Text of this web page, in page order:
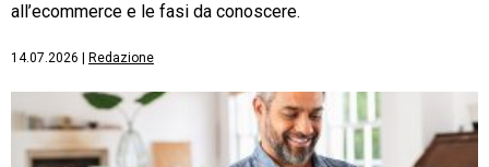
all’ecommerce e le fasi da conoscere.
14.07.2026 Redazione